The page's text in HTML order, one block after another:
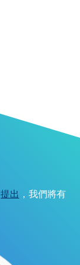
提出 ，我們將有